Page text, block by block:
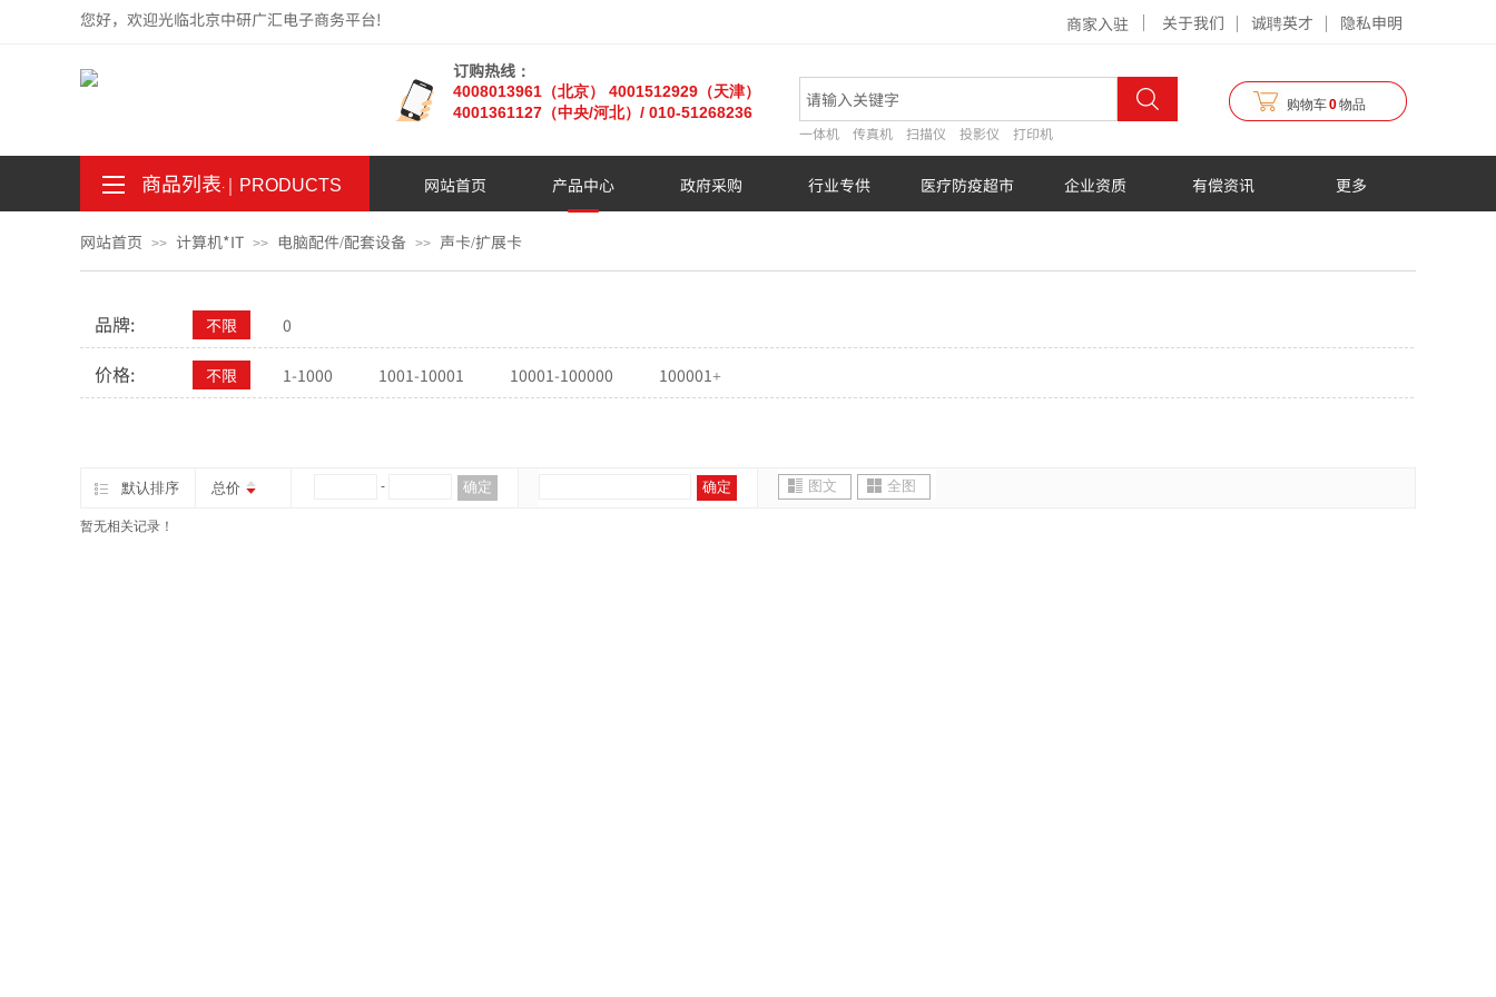
订购热线：
4008013961（北京） 4001512929（天津）
4001361127 （中央/河北） / 010-51268236
一体机 传真机 扫描仪 投影仪 打印机
关于我们 诚聘英才 隐私申明
您好，欢迎光临北京中研广汇电子商务平台!
购物车0物品
商家入驻
商品列表｜ PRODUCTS
.
。 网站首页 产品中心 政府采购 行业专供 医疗防疫超市 企业资质 有偿资讯 更多
网站首页 >> 计算机*IT >> 电脑配件/配套设备 >> 声卡/扩展卡
品牌: 不限 0
价格: 不限 1-1000 1001-10001 10001-100000 100001+
默认排序 总价 - 确定 确定 图文 全图
暂无相关记录！